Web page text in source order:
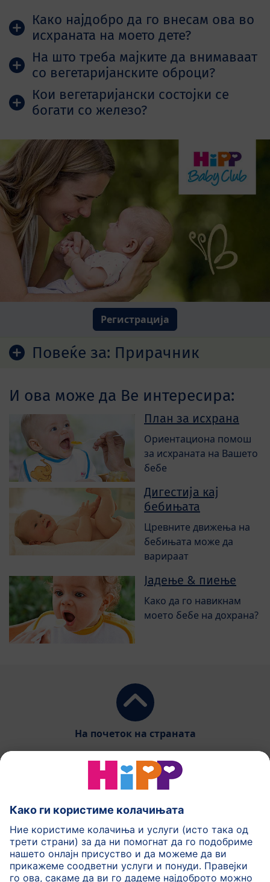
Како најдобро да го внесам ова во
исхраната на моето дете?
На што треба мајките да внимаваат
со вегетаријанските оброци?
Кои вегетаријански состојки се
богати со железо?
Регистрација
Повеќе за: Прирачник
И ова може да Ве интересира:
План за исхрана
Ориентациона помош
за исхраната на Вашето
бебе
Дигестија кај
бебињата
Цревните движења на
бебињата може да
варираат
Јадење & пиење
Како да го навикнам
моето бебе на дохрана?
На почеток на страната
HiPP Млечни формули
HiPP Храна за бебиња
HiPP за деца
HiPP Нега за кожа
HiPP Бременост